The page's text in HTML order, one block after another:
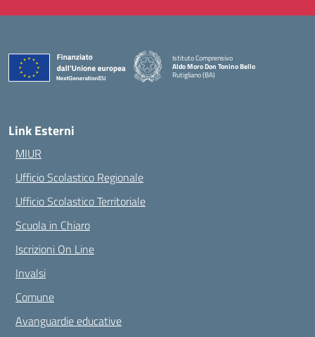
Istituto Comprensivo
Aldo Moro Don Tonino Bello
Rutigliano (BA)
— Visita la pagina iniziale della scuola
Link Esterni
MIUR
Ufficio Scolastico Regionale
Ufficio Scolastico Territoriale
Scuola in Chiaro
Iscrizioni On Line
Invalsi
Comune
Avanguardie educative